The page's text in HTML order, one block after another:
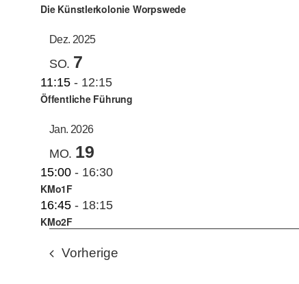
Die Künstlerkolonie Worpswede
Dez. 2025
SO. 7
11:15 - 12:15
Öffentliche Führung
Jan. 2026
MO. 19
15:00 - 16:30
KMo1F
16:45 - 18:15
KMo2F
Vorherige